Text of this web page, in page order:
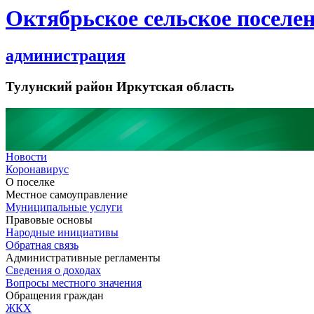
Октябрьское сельское
администрация
Тулунский район Иркутская область
Новости
Коронавирус
О поселке
Местное самоуправление
Муниципальные услуги
Правовые основы
Народные инициативы
Обратная связь
Административные регламенты
Сведения о доходах
Вопросы местного значения
Обращения граждан
ЖКХ